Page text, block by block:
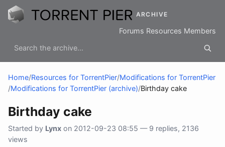
ARCHIVE
Forums Resources Members
Home/Resources for TorrentPier/Modifications for TorrentPier
/Modifications for TorrentPier (archive)/Birthday cake
Birthday cake
Started by Lynx on 2012-09-23 08:55 — 9 replies, 2136
views